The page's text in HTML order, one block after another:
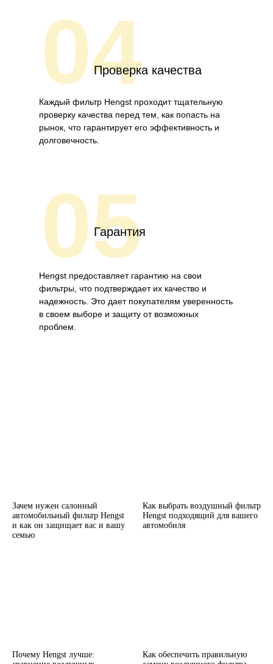
04Проверка качества
Каждый фильтр Hengst проходит тщательную
проверку качества перед тем, как попасть на
рынок, что гарантирует его эффективность и
долговечность.
05
Гарантия
Hengst предоставляет гарантию на свои
фильтры, что подтверждает их качество и
надежность. Это дает покупателям уверенность
в своем выборе и защиту от возможных
проблем.
Зачем нужен салонный
автомобильный фильтр Hengst
и как он защищает вас и вашу
семью
Как выбрать воздушный фильтр
Hengst подходящий для вашего
автомобиля
Почему Hengst лучше:
Как обеспечить правильную